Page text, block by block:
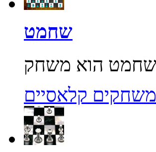
שחמט
משחקים קלאסיים